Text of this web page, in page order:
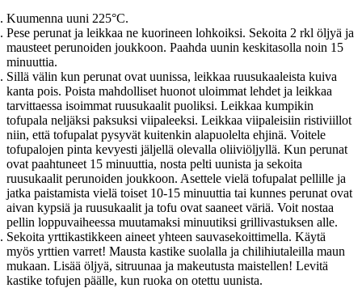
Kuumenna uuni 225°C.
Pese perunat ja leikkaa ne kuorineen lohkoiksi. Sekoita 2 rkl öljyä ja
mausteet perunoiden joukkoon. Paahda uunin keskitasolla noin 15
minuuttia.
Sillä välin kun perunat ovat uunissa, leikkaa ruusukaaleista kuiva
kanta pois. Poista mahdolliset huonot uloimmat lehdet ja leikkaa
tarvittaessa isoimmat ruusukaalit puoliksi. Leikkaa kumpikin
tofupala neljäksi paksuksi viipaleeksi. Leikkaa viipaleisiin ristiviillot
niin, että tofupalat pysyvät kuitenkin alapuolelta ehjinä. Voitele
tofupalojen pinta kevyesti jäljellä olevalla oliiviöljyllä. Kun perunat
ovat paahtuneet 15 minuuttia, nosta pelti uunista ja sekoita
ruusukaalit perunoiden joukkoon. Asettele vielä tofupalat pellille ja
jatka paistamista vielä toiset 10-15 minuuttia tai kunnes perunat ovat
aivan kypsiä ja ruusukaalit ja tofu ovat saaneet väriä. Voit nostaa
pellin loppuvaiheessa muutamaksi minuutiksi grillivastuksen alle.
Sekoita yrttikastikkeen aineet yhteen sauvasekoittimella. Käytä
myös yrttien varret! Mausta kastike suolalla ja chilihiutaleilla maun
mukaan. Lisää öljyä, sitruunaa ja makeutusta maistellen! Levitä
kastike tofujen päälle, kun ruoka on otettu uunista.